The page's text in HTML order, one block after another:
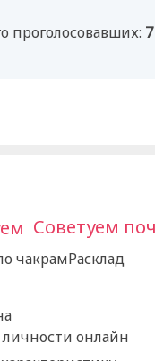
проголосовавших:
Советуем
Расклад